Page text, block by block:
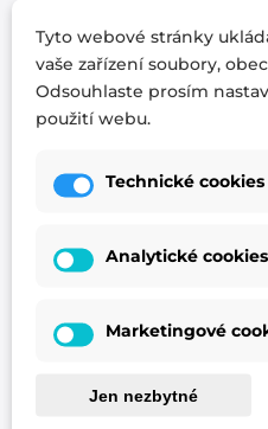
matrace
matrace do
matrace do
matrace do
MARCELKA
Tyto webové stránky
vaše zařízení soubory,
Odsouhlaste prosím
použití webu.
Technické cookies
Analytické cookies
Marketingové
Jen nezbytné